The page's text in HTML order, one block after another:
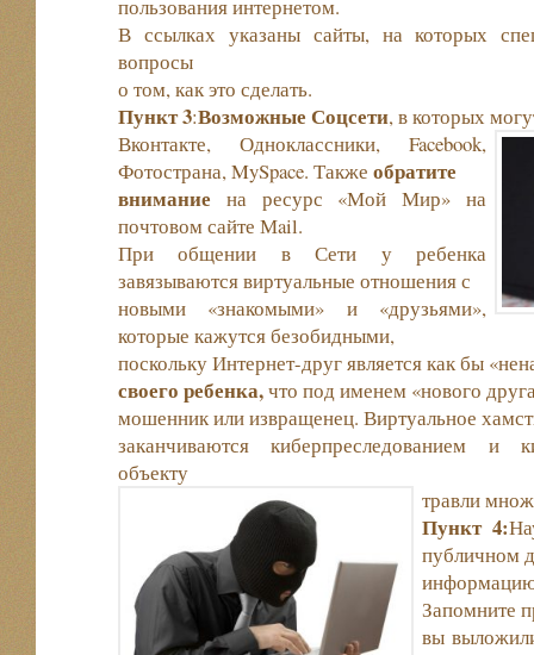
пользования интернетом.
В ссылках указаны сайты, на которых
вопросы
о том, как это сделать.
Пункт 3:Возможные Соцсети, в которых
Вконтакте, Одноклассники, Facebook,
Фотострана, MySpace. Также обратите
внимание на ресурс «Мой Мир» на
почтовом сайте Мail.
При общении в Сети у ребенка
завязываются виртуальные отношения с
новыми «знакомыми» и «друзьями»,
которые кажутся безобидными,
поскольку Интернет-друг является как бы
своего ребенка,что под именем «нового
мошенник или извращенец. Виртуальное
заканчиваются киберпреследованием и
объекту
травли
Пункт 4:
публичном
Запомните
вы